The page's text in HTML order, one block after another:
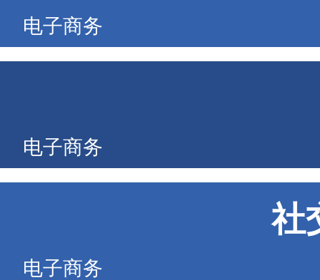
电子商务
电子商务
社
电子商务